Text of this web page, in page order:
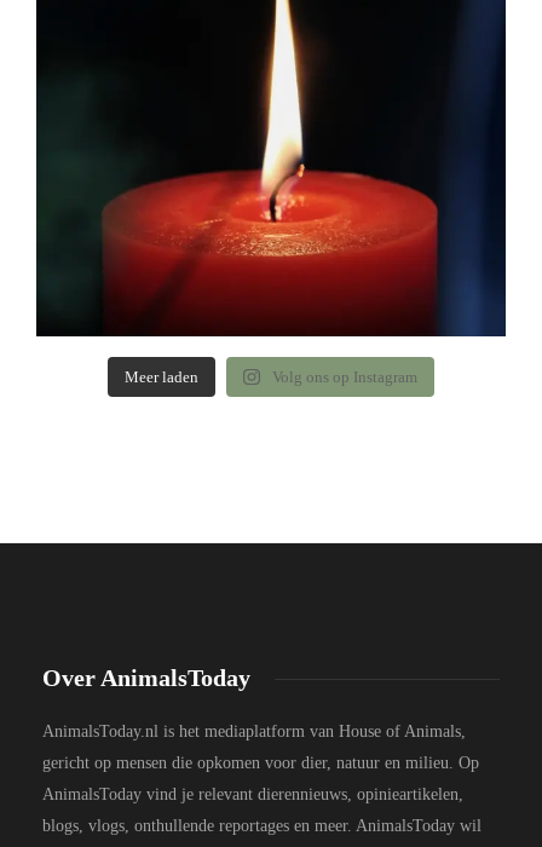
Meer laden Volg ons op Instagram
Over AnimalsToday
AnimalsToday.nl is het mediaplatform van House of Animals,
gericht op mensen die opkomen voor dier, natuur en milieu. Op
AnimalsToday vind je relevant dierennieuws, opinieartikelen,
blogs, vlogs, onthullende reportages en meer. AnimalsToday wil